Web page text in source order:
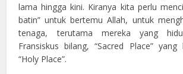
lama hingga kini. Kiranya kita perlu
batin” untuk bertemu Allah, untuk
tenaga, terutama mereka yang
Fransiskus bilang, “Sacred Place” yang
“Holy Place”.